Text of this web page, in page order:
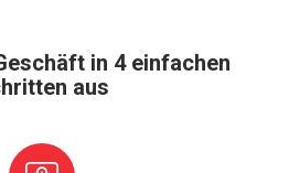
in 4 einfachen
aus